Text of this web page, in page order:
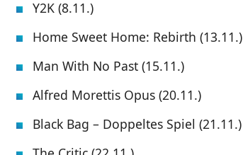
Y2K (8.11.)
Home Sweet Home: Rebirth (13.11.)
Man With No Past (15.11.)
Alfred Morettis Opus (20.11.)
Black Bag – Doppeltes Spiel (21.11.)